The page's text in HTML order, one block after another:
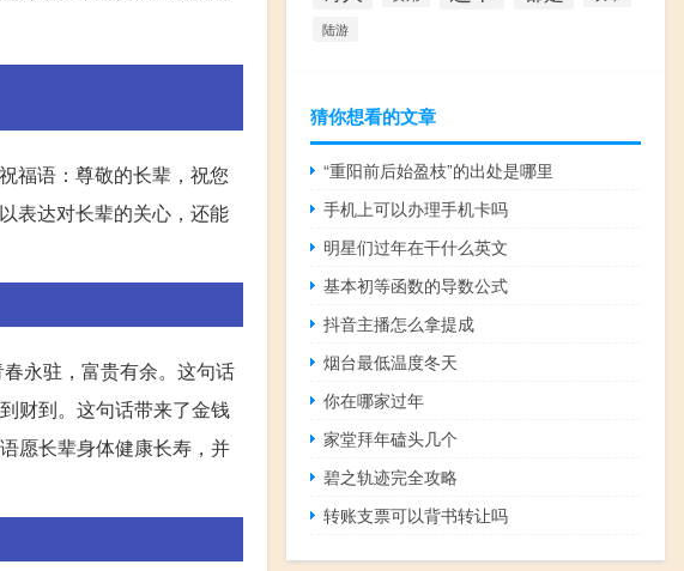
福语：尊敬的长辈，祝您
表达对长辈的关心，还能
永驻，富贵有余。这句话
财到。这句话带来了金钱
愿长辈身体健康长寿，并
陆游
猜你想看的文章
“重阳前后始盈枝”的出处是哪里
手机上可以办理手机卡吗
明星们过年在干什么英文
基本初等函数的导数公式
抖音主播怎么拿提成
烟台最低温度冬天
你在哪家过年
家堂拜年磕头几个
碧之轨迹完全攻略
转账支票可以背书转让吗